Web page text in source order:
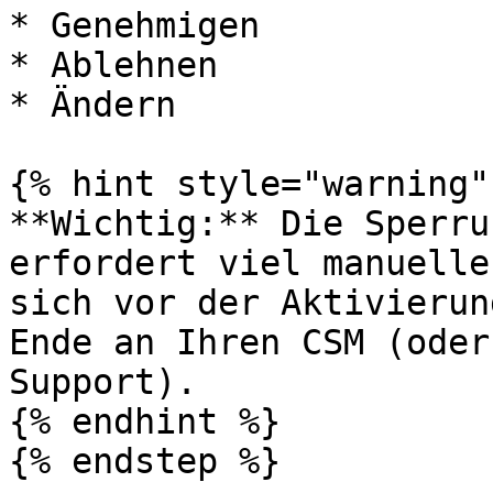
* Genehmigen
* Ablehnen
* Ändern
{% hint style="warning"
**Wichtig:** Die
erfordert viel manuelle
sich vor der
Ende an Ihren CSM
Support).
{% endhint %}
{% endstep %}